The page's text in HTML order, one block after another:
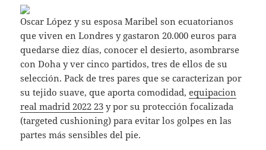
Oscar López y su esposa Maribel son ecuatorianos
que viven en Londres y gastaron 20.000 euros para
quedarse diez días, conocer el desierto, asombrarse
con Doha y ver cinco partidos, tres de ellos de su
selección. Pack de tres pares que se caracterizan por
su tejido suave, que aporta comodidad,equipacion
real madrid 2022 23 y por su protección focalizada
(targeted cushioning) para evitar los golpes en las
partes más sensibles del pie.